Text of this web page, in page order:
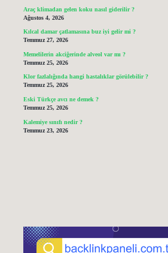
Araç klimadan gelen koku nasıl giderilir ?
Ağustos 4, 2026
Kılcal damar çatlamasına buz iyi gelir mi ?
Temmuz 27, 2026
Memelilerin akciğerinde alveol var mı ?
Temmuz 25, 2026
Klor fazlalığında hangi hastalıklar görülebilir ?
Temmuz 25, 2026
Eski Türkçe avcı ne demek ?
Temmuz 25, 2026
Kalemiye sınıfı nedir ?
Temmuz 23, 2026